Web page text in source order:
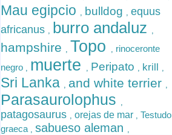
Mau egipcio , bulldog , equus
africanus , burro andaluz ,
hampshire , Topo , rinoceronte
negro , muerte , Peripato , krill ,
Sri Lanka , and white terrier ,
Parasaurolophus ,
patagosaurus , orejas de mar , Testudo
graeca , sabueso aleman ,